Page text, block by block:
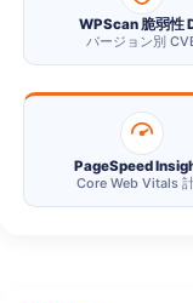
WPScan 脆弱性
バージョン別
PageSpeed
Core Web Vitals